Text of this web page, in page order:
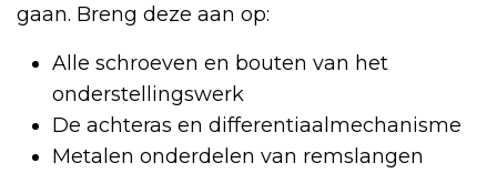
gaan. Breng deze aan op:
Alle schroeven en bouten van het
onderstellingswerk
De achteras en differentiaalmechanisme
Metalen onderdelen van remslangen